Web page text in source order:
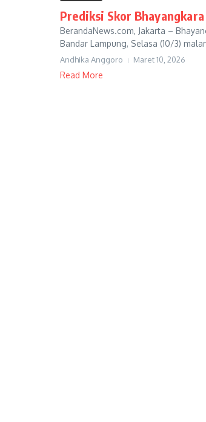
Prediksi Skor
BerandaNews.com, Jakarta –
Bandar Lampung, Selasa (10/3)
Andhika Anggoro Maret 10, 2026
Read More